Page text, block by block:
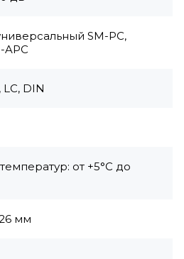
SM-PC,
APC
LC, DIN
от +5°C до
мм